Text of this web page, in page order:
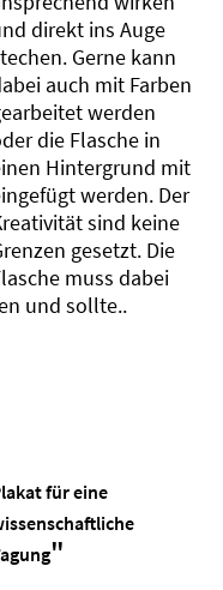
direkt ins Auge
Gerne kann
auch mit Farben
werden
die Flasche in
Hintergrund mit
werden. Der
sind keine
gesetzt. Die
muss dabei
und sollte..
für eine
"